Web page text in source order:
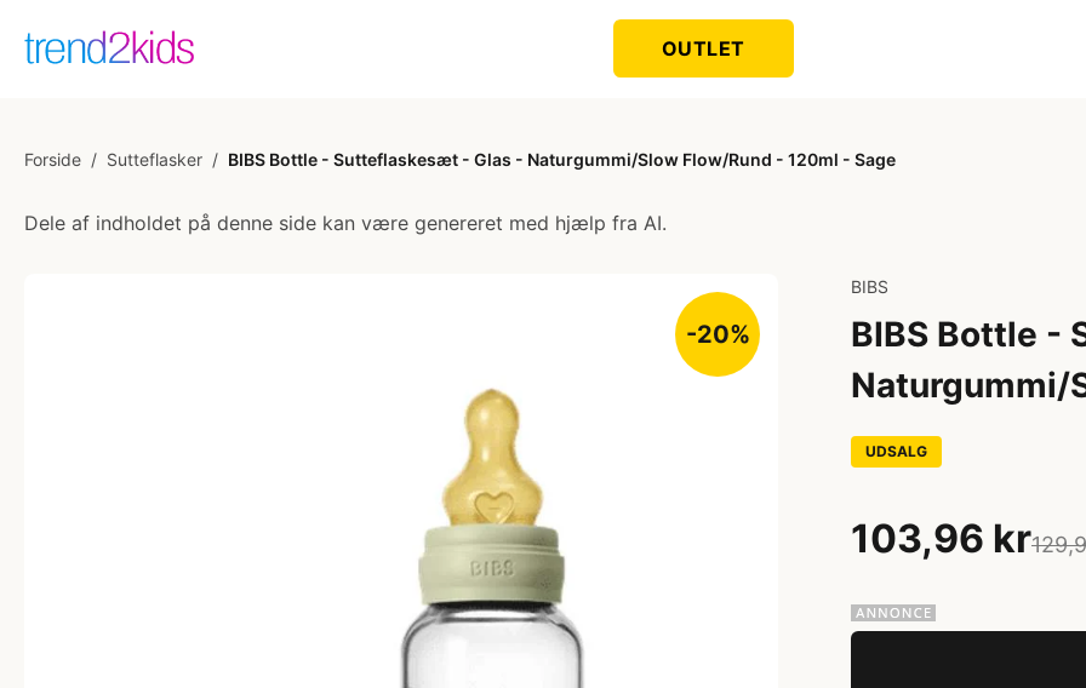
OUTLET
Forside / Sutteflasker / BIBS Bottle - Sutteflaskesæt - Glas - Naturgummi/Slow Flow/Rund - 120ml - Sage
Dele af indholdet på denne side kan være genereret med hjælp fra AI.
-20%
BIBS
BIBS Bottle -
Naturgummi/
UDSALG
103,96 kr